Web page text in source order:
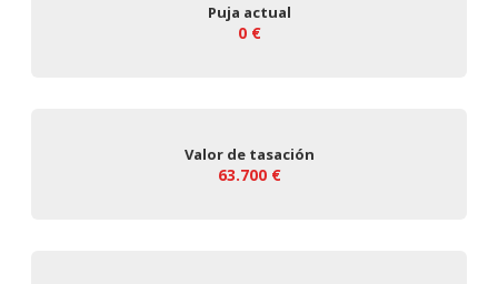
Puja actual
0 €
Valor de tasación
63.700 €